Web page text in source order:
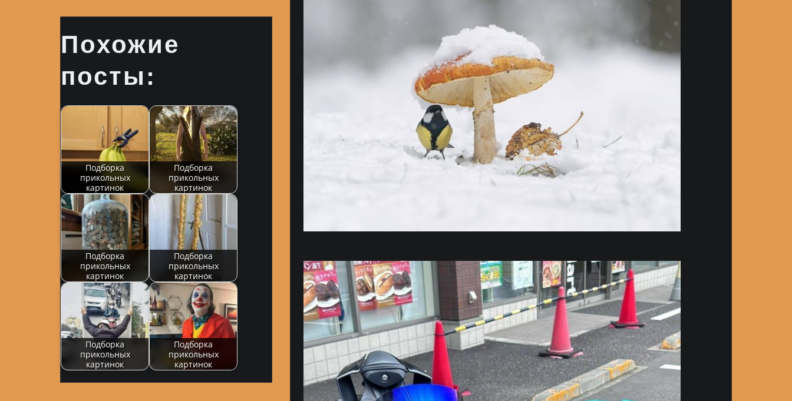
Похожие
посты:
Подборка
прикольных
картинок
Подборка
прикольных
картинок
Подборка
прикольных
картинок
Подборка
прикольных
картинок
Подборка
прикольных
картинок
Подборка
прикольных
картинок